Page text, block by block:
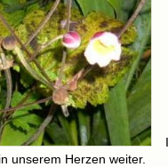
in unserem Herzen weiter.